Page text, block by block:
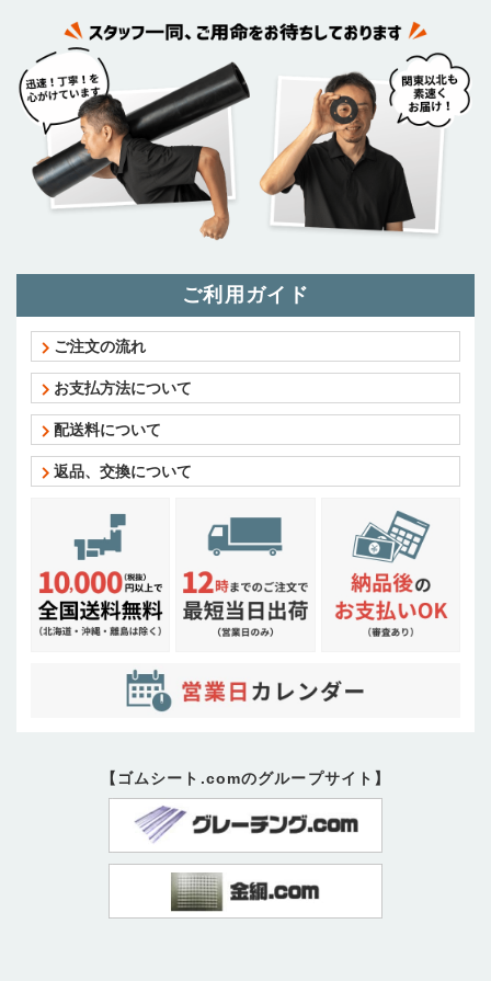
ご利用ガイド
ご注文の流れ
お支払方法について
配送料について
返品、交換について
【ゴムシート.comのグループサイト】